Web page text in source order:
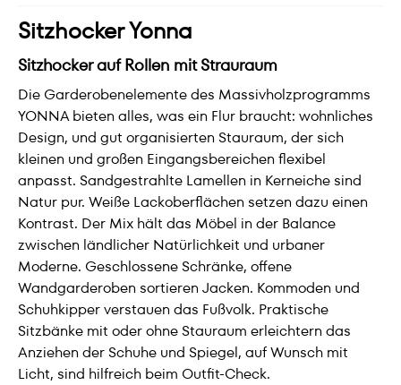
Sitzhocker Yonna
Sitzhocker auf Rollen mit Strauraum
Die Garderobenelemente des Massivholzprogramms
YONNA bieten alles, was ein Flur braucht: wohnliches
Design, und gut organisierten Stauraum, der sich
kleinen und großen Eingangsbereichen flexibel
anpasst. Sandgestrahlte Lamellen in Kerneiche sind
Natur pur. Weiße Lackoberflächen setzen dazu einen
Kontrast. Der Mix hält das Möbel in der Balance
zwischen ländlicher Natürlichkeit und urbaner
Moderne. Geschlossene Schränke, offene
Wandgarderoben sortieren Jacken. Kommoden und
Schuhkipper verstauen das Fußvolk. Praktische
Sitzbänke mit oder ohne Stauraum erleichtern das
Anziehen der Schuhe und Spiegel, auf Wunsch mit
Licht, sind hilfreich beim Outfit-Check.